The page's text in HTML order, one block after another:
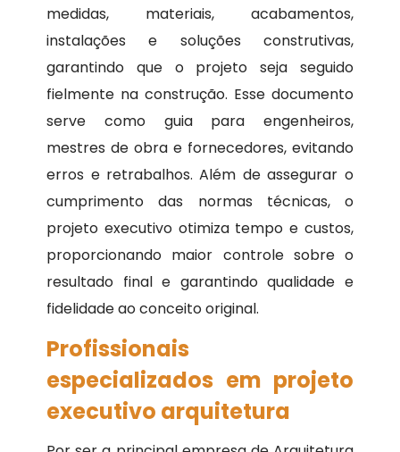
medidas, materiais, acabamentos,
instalações e soluções construtivas,
garantindo que o projeto seja seguido
fielmente na construção. Esse documento
serve como guia para engenheiros,
mestres de obra e fornecedores, evitando
erros e retrabalhos. Além de assegurar o
cumprimento das normas técnicas, o
projeto executivo otimiza tempo e custos,
proporcionando maior controle sobre o
resultado final e garantindo qualidade e
fidelidade ao conceito original.
Profissionais
especializados em projeto
executivo arquitetura